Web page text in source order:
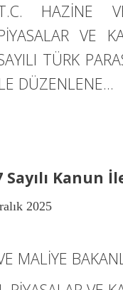
HAZİNE
VE
TÜRK
DÜZENLENE…
Sayılı Kanun
2025
MALİYE